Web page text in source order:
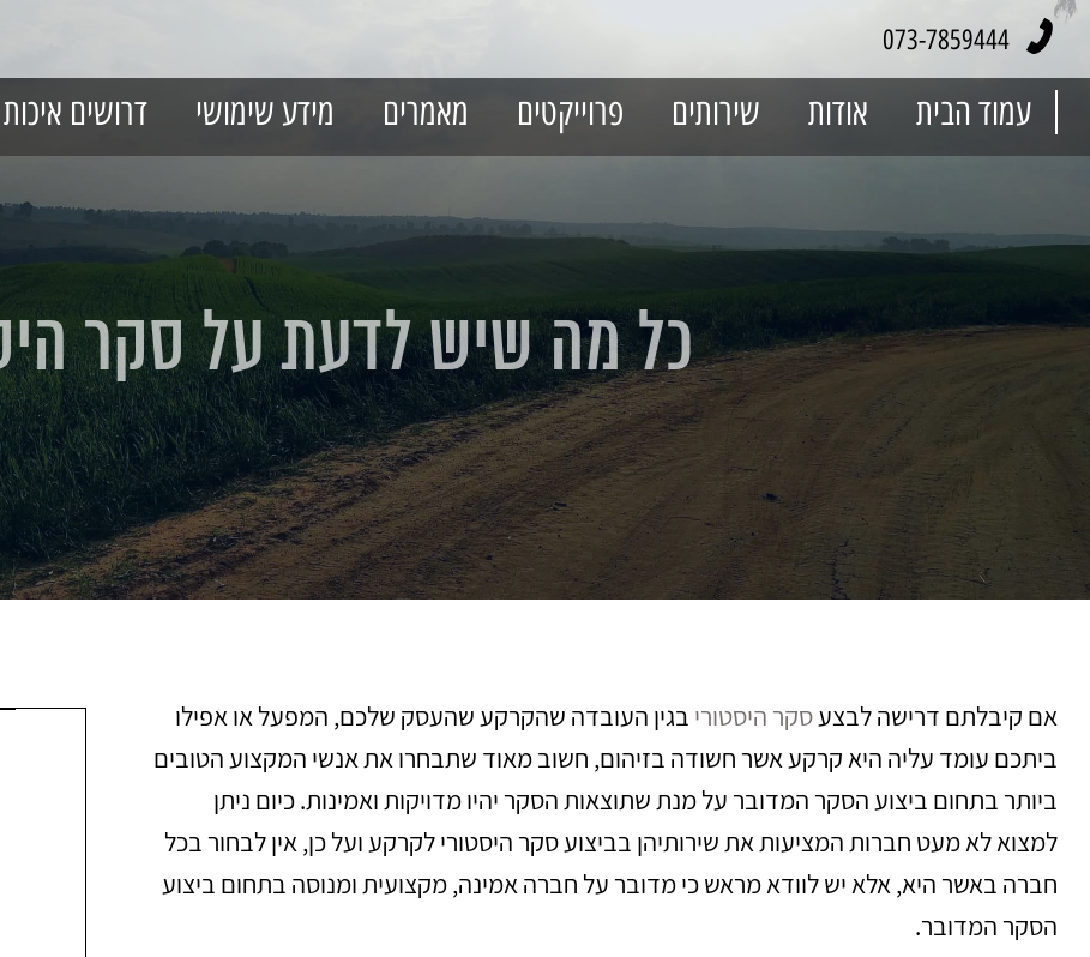
073-7859444
עמוד הבית אודות שירותים פרוייקטים מאמרים מידע שימושי דרושים
כל מה שיש לדעת על סקר
אם קיבלתם דרישה לבצעסקר היסטורי בגין העובדה שהקרקע שהעסק שלכם, המפעל או אפילו
ביתכם עומד עליה היא קרקע אשר חשודה בזיהום, חשוב מאוד שתבחרו את אנשי המקצוע הטובים
ביותר בתחום ביצוע הסקר המדובר על מנת שתוצאות הסקר יהיו מדויקות ואמינות. כיום ניתן
למצוא לא מעט חברות המציעות את שירותיהן בביצוע סקר היסטורי לקרקע ועל כן, אין לבחור בכל
חברה באשר היא, אלא יש לוודא מראש כי מדובר על חברה אמינה, מקצועית ומנוסה בתחום ביצוע
הסקר המדובר.